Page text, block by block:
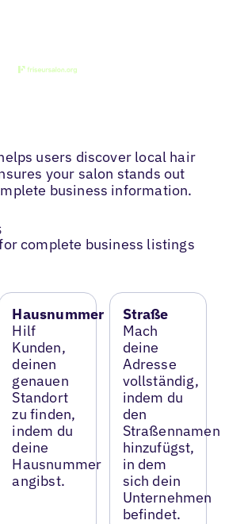
users discover local hair
your salon stands out
business information.
complete business listings
Hausnummer
Hilf
Kunden,
deinen
genauen
Standort
zu finden,
indem du
deine
Hausnummer
angibst.
Straße
Mach
deine
Adresse
vollständig,
indem du
den
Straßennamen
hinzufügst,
in dem
sich dein
Unternehmen
befindet.